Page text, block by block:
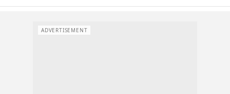
ADVERTISEMENT